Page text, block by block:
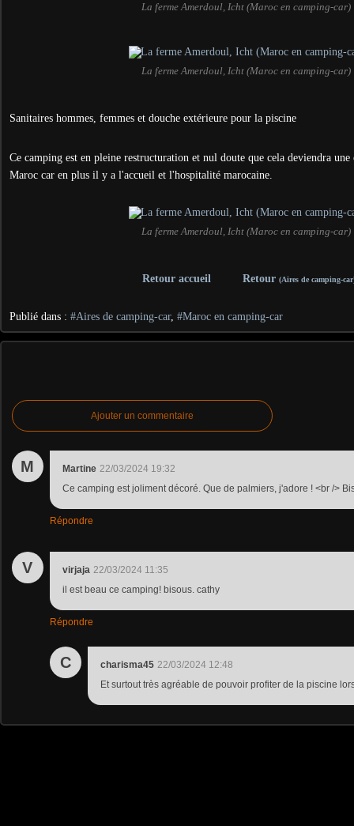
La ferme Amerdoul, Icht (Maroc en camping-car)
La ferme Amerdoul, Icht (Maroc en camping-car)
Sanitaires hommes, femmes et douche extérieure pour la piscine
Ce camping est en pleine restructuration et nul doute que cela deviendra une
Maroc car en plus il y a l'accueil et l'hospitalité marocaine.
La ferme Amerdoul, Icht (Maroc en camping-car)
Retour accueil Retour (Aires de camping-
Publié dans : #Aires de camping-car, #Maroc en camping-car
Ajouter un commentaire
M Martine 22/03/2024 19:32
Ce camping est joliment décoré. Que de palmiers, j'adore ! <br />
Répondre
V virjaja 22/03/2024 11:35
il est beau ce camping! bisous. cathy
Répondre
C charisma45 22/03/2024 12:48
Et surtout très agréable de pouvoir profiter de la piscine